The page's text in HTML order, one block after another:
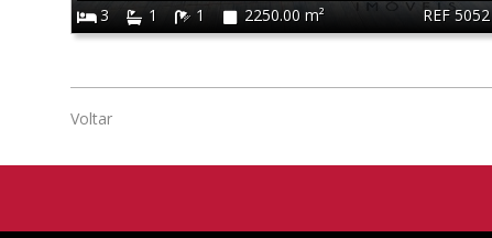
REF 5052
3
1 1 2250.00 m²
Voltar